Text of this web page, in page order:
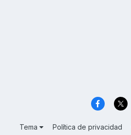
Tema Política de privacidad